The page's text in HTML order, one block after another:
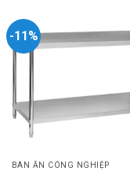
-11%
BÀN ĂN CÔNG NGHIỆP